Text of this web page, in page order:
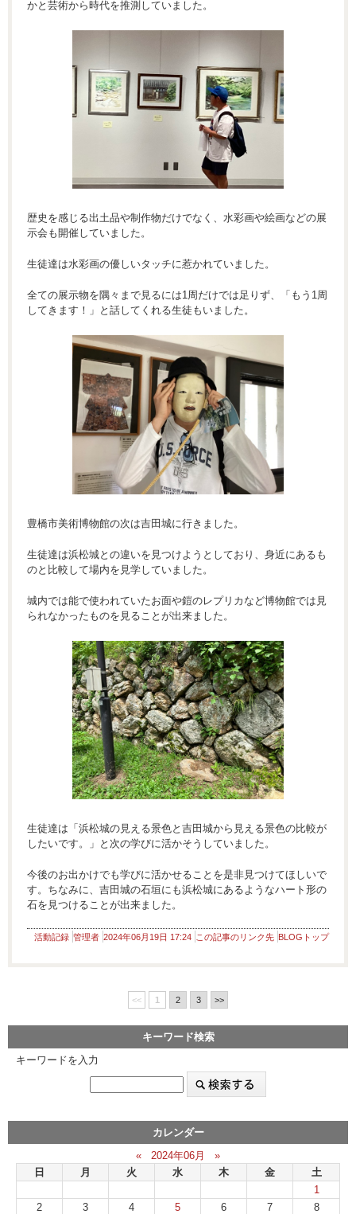
かと芸術から時代を推測していました。
歴史を感じる出土品や制作物だけでなく、水彩画や絵画などの展
示会も開催していました。
生徒達は水彩画の優しいタッチに惹かれていました。
全ての展示物を隅々まで見るには1周だけでは足りず、「もう1周
してきます！」と話してくれる生徒もいました。
豊橋市美術博物館の次は吉田城に行きました。
生徒達は浜松城との違いを見つけようとしており、身近にあるも
のと比較して場内を見学していました。
城内では能で使われていたお面や鎧のレプリカなど博物館では見
られなかったものを見ることが出来ました。
生徒達は「浜松城の見える景色と吉田城から見える景色の比較が
したいです。」と次の学びに活かそうしていました。
今後のお出かけでも学びに活かせることを是非見つけてほしいで
す。ちなみに、吉田城の石垣にも浜松城にあるようなハート形の
石を見つけることが出来ました。
活動記録 管理者 2024年06月19日 17:24 この記事のリンク先 BLOGトップ
<< 1 2 3 >>
キーワード検索
キーワードを入力
カレンダー
«
2024年06月
»
日
月 火 水 木 金
土
1
2
3 4 5 6 7
8